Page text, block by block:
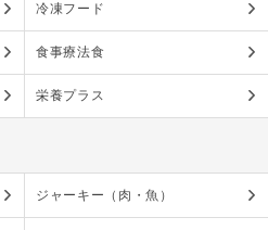
冷凍フード
食事療法食
栄養プラス
ジャーキー（肉・魚）